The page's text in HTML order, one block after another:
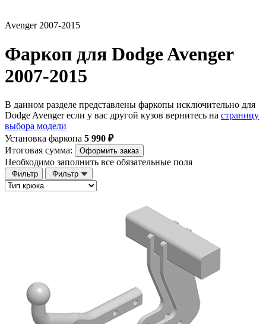
Avenger 2007-2015
Фаркоп для Dodge Avenger
2007-2015
В данном разделе представлены фаркопы исключительно для
Dodge Avenger если у вас другой кузов вернитесь на страницу
выбора модели
Установка фаркопа 5 990 ₽
Итоговая сумма:
Оформить заказ
Необходимо заполнить все обязательные поля
Фильтр Фильтр